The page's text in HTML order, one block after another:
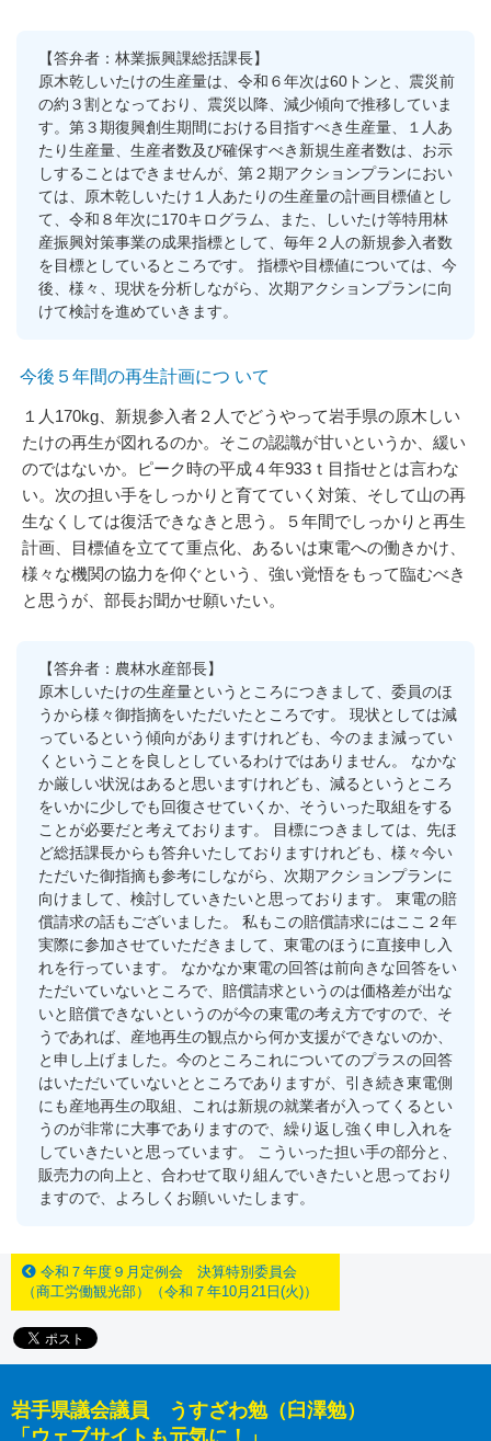
【答弁者：林業振興課総括課長】
原木乾しいたけの生産量は、令和６年次は60トンと、震災前
の約３割となっており、震災以降、減少傾向で推移していま
す。第３期復興創生期間における目指すべき生産量、１人あ
たり生産量、生産者数及び確保すべき新規生産者数は、お示
しすることはできませんが、第２期アクションプランにおい
ては、原木乾しいたけ１人あたりの生産量の計画目標値とし
て、令和８年次に170キログラム、また、しいたけ等特用林
産振興対策事業の成果指標として、毎年２人の新規参入者数
を目標としているところです。 指標や目標値については、今
後、様々、現状を分析しながら、次期アクションプランに向
けて検討を進めていきます。
今後５年間の再生計画につ いて
１人170kg、新規参入者２人でどうやって岩手県の原木しい
たけの再生が図れるのか。そこの認識が甘いというか、緩い
のではないか。ピーク時の平成４年933ｔ目指せとは言わな
い。次の担い手をしっかりと育てていく対策、そして山の再
生なくしては復活できなきと思う。５年間でしっかりと再生
計画、目標値を立てて重点化、あるいは東電への働きかけ、
様々な機関の協力を仰ぐという、強い覚悟をもって臨むべき
と思うが、部長お聞かせ願いたい。
【答弁者：農林水産部長】
原木しいたけの生産量というところにつきまして、委員のほ
うから様々御指摘をいただいたところです。 現状としては減
っているという傾向がありますけれども、今のまま減ってい
くということを良しとしているわけではありません。 なかな
か厳しい状況はあると思いますけれども、減るというところ
をいかに少しでも回復させていくか、そういった取組をする
ことが必要だと考えております。 目標につきましては、先ほ
ど総括課長からも答弁いたしておりますけれども、様々今い
ただいた御指摘も参考にしながら、次期アクションプランに
向けまして、検討していきたいと思っております。 東電の賠
償請求の話もございました。 私もこの賠償請求にはここ２年
実際に参加させていただきまして、東電のほうに直接申し入
れを行っています。 なかなか東電の回答は前向きな回答をい
ただいていないところで、賠償請求というのは価格差が出な
いと賠償できないというのが今の東電の考え方ですので、そ
うであれば、産地再生の観点から何か支援ができないのか、
と申し上げました。今のところこれについてのプラスの回答
はいただいていないとところでありますが、引き続き東電側
にも産地再生の取組、これは新規の就業者が入ってくるとい
うのが非常に大事でありますので、繰り返し強く申し入れを
していきたいと思っています。 こういった担い手の部分と、
販売力の向上と、合わせて取り組んでいきたいと思っており
ますので、よろしくお願いいたします。
令和７年度９月定例会 決算特別委員会
（商工労働観光部）（令和７年10月21日(火)）
岩手県議会議員 うすざわ勉（臼澤勉）
「ウェブサイトも元気に！」